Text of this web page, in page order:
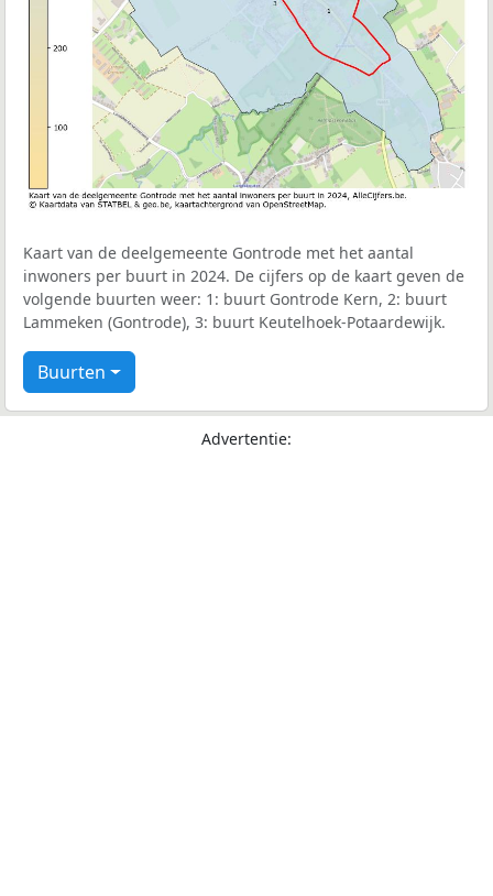
Kaart van de deelgemeente Gontrode met het aantal
inwoners per buurt in 2024. De cijfers op de kaart geven de
volgende buurten weer: 1: buurt Gontrode Kern, 2: buurt
Lammeken (Gontrode), 3: buurt Keutelhoek-Potaardewijk.
Buurten
Advertentie: